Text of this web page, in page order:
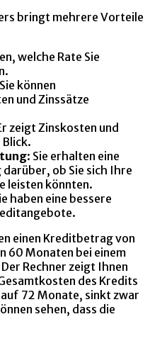
bringt mehrere Vorteile
welche Rate Sie
können
und Zinssätze
zeigt Zinskosten und
: Sie erhalten eine
ob Sie sich Ihre
leisten könnten.
haben eine bessere
einen Kreditbetrag von
60 Monaten bei einem
Rechner zeigt Ihnen
des Kredits
72 Monate, sinkt zwar
sehen, dass die